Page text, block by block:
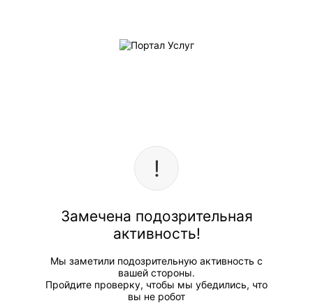
Замечена подозрительная
активность!
Мы заметили подозрительную активность с
вашей стороны.
Пройдите проверку, чтобы мы убедились, что
вы не робот